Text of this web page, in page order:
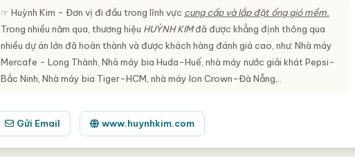
☞ Huỳnh Kim - Đơn vị đi đầu trong lĩnh vực cung cấp và lắp đặt ống gió mềm.
Trong nhiều năm qua, thương hiệu HUỲNH KIMđã được khẳng định thông qua
nhiều dự án lớn đã hoàn thành và được khách hàng đánh giá cao, như: Nhà máy
Mercafe - Long Thành, Nhà máy bia Huda-Huế, nhà máy nước giải khát Pepsi-
Bắc Ninh, Nhà máy bia Tiger-HCM, nhà máy lon Crown-Đà Nẵng,..
Gửi Email www.huynhkim.com